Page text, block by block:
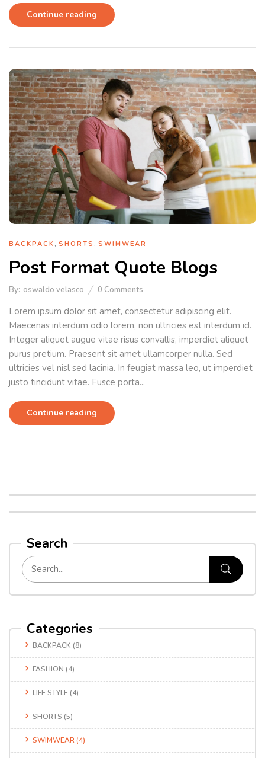
Search
Categories
BACKPACK (8)
FASHION (4)
LIFE STYLE (4)
SHORTS (5)
SWIMWEAR(4)
Continue reading
BACKPACK , SHORTS , SWIMWEAR
Post Format Quote Blogs
By: oswaldo velasco 0 Comments
Lorem ipsum dolor sit amet, consectetur adipiscing elit.
Maecenas interdum odio lorem, non ultricies est interdum id.
Integer aliquet augue vitae risus convallis, imperdiet aliquet
purus pretium. Praesent sit amet ullamcorper nulla. Sed
ultricies vel nisl sed lacinia. In feugiat massa leo, ut imperdiet
justo tincidunt vitae. Fusce porta...
Continue reading